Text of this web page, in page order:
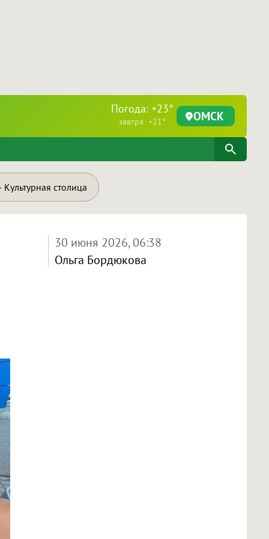
Погода: +23°
завтра +21° ОМСК
столица
30 июня 2026, 06:38
Ольга Бордюкова